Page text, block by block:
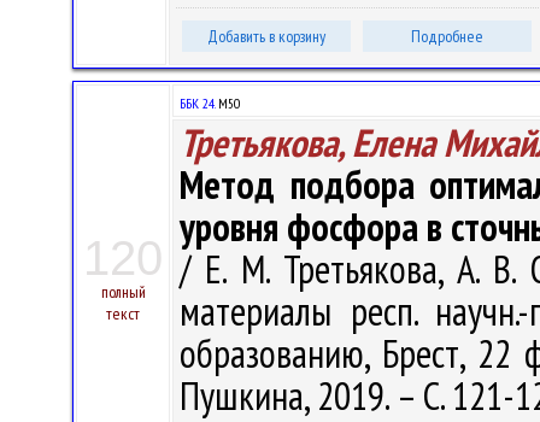
Добавить в корзину Подробнее
120
полный
текст
ББК 24.М50
Третьякова, Елена
Метод подбора
уровня фосфора в
/ Е. М. Третьякова, А.
материалы респ.
образованию, Брест,
Пушкина, 2019. – С. 121-